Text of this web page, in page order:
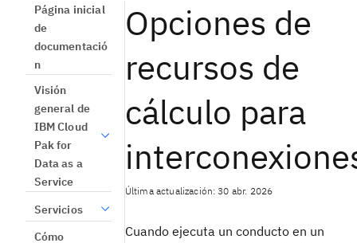
Página inicial
de
documentació
n
Visión
general de
IBM Cloud
Pak for
Data as a
Service
Servicios
Cómo
Opciones de
recursos de
cálculo para
Última actualización: 30 abr. 2026
Cuando ejecuta un conducto en un